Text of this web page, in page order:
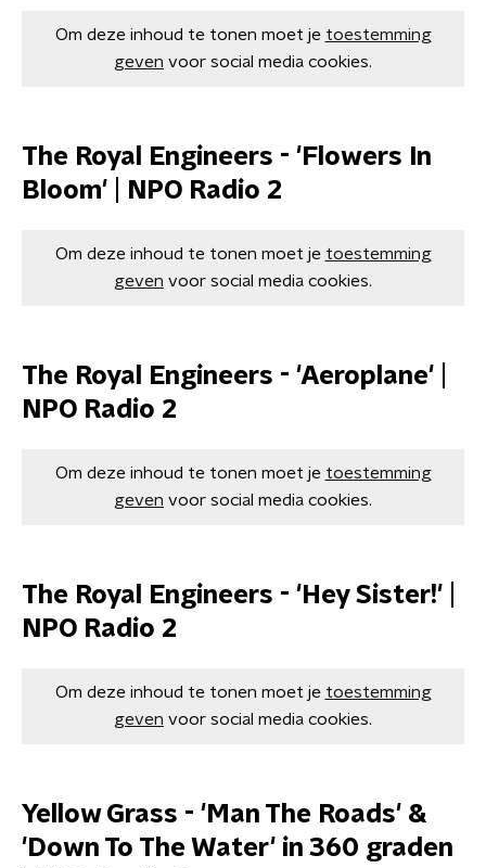
Om deze inhoud te tonen moet je toestemming
geven voor social media cookies.
The Royal Engineers - 'Flowers In
Bloom' | NPO Radio 2
Om deze inhoud te tonen moet je toestemming
geven voor social media cookies.
The Royal Engineers - 'Aeroplane' |
NPO Radio 2
Om deze inhoud te tonen moet je toestemming
geven voor social media cookies.
The Royal Engineers - 'Hey Sister!' |
NPO Radio 2
Om deze inhoud te tonen moet je toestemming
geven voor social media cookies.
Yellow Grass - 'Man The Roads' &
'Down To The Water' in 360 graden